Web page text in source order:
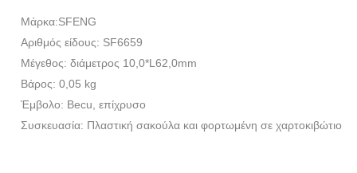
Μάρκα:SFENG
Αριθμός είδους: SF6659
Μέγεθος: διάμετρος 10,0*L62,0mm
Βάρος: 0,05 kg
Έμβολο: Becu, επίχρυσο
Συσκευασία: Πλαστική σακούλα και φορτωμένη σε χαρτοκιβώτιο